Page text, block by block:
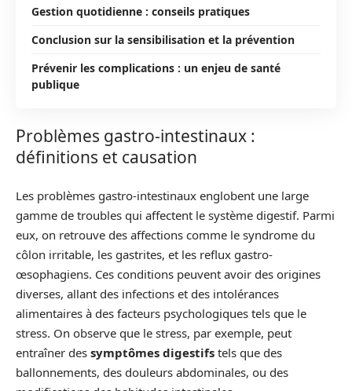
Gestion quotidienne : conseils pratiques
Conclusion sur la sensibilisation et la prévention
Prévenir les complications : un enjeu de santé
publique
Problèmes gastro-intestinaux :
définitions et causation
Les problèmes gastro-intestinaux englobent une large
gamme de troubles qui affectent le système digestif. Parmi
eux, on retrouve des affections comme le syndrome du
côlon irritable, les gastrites, et les reflux gastro-
œsophagiens. Ces conditions peuvent avoir des origines
diverses, allant des infections et des intolérances
alimentaires à des facteurs psychologiques tels que le
stress. On observe que le stress, par exemple, peut
entraîner des symptômes digestifs tels que des
ballonnements, des douleurs abdominales, ou des